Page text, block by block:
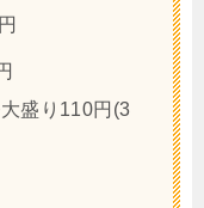
盛り110円(3